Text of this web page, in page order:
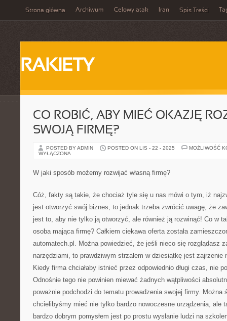
Strona główna Archiwum Celowy atak Iran Spis Treści
RAKIETY
CO ROBIĆ, ABY MIEĆ OKAZJĘ
SWOJĄ FIRMĘ?
POSTED BY ADMIN POSTED ON LIS - 22 - 2025
MOŻLIWOŚĆ
WYŁĄCZONA
W jaki sposób możemy rozwijać własną firmę?
Cóż, fakty są takie, że chociaż tyle się u nas mówi o tym, iż
jest otworzyć swój biznes, to jednak trzeba zwrócić uwagę, że
jest to, aby nie tylko ją otworzyć, ale również ją rozwinąć! Co w
osoba mająca firmę? Całkiem ciekawa oferta została
automatech.pl. Można powiedzieć, że jeśli nieco się rozglądasz
narzędziami, to prawdziwym strzałem w dziesiątkę jest zajrzenie
Kiedy firma chciałaby istnieć przez odpowiednio długi czas, nie
Odnośnie tego nie powinien miewać żadnych wątpliwości
poważnie podchodzi do tematu prowadzenia swojej firmy. Można
chcielibyśmy mieć nie tylko bardzo nowoczesne urządzenia, ale
bardzo dobrym pomysłem jest po prostu wysłanie ludzi na